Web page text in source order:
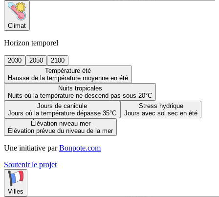
Climat
Horizon temporel
2030 2050
2100
Température été
Hausse de la température moyenne en été
Nuits tropicales
Nuits où la température ne descend pas sous 20°C
Jours de canicule
Jours où la température dépasse 35°C
Stress hydrique
Jours avec sol sec en été
Élévation niveau mer
Élévation prévue du niveau de la mer
Une initiative par Bonpote.com
Soutenir le projet
Villes